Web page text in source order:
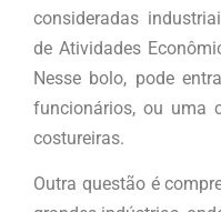
consideradas
de Atividades
Nesse bolo, pode
funcionários, ou uma
costureiras.
Outra questão é